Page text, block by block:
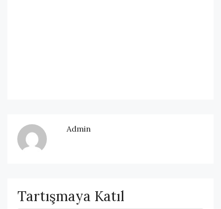
Admin
Tartışmaya Katıl